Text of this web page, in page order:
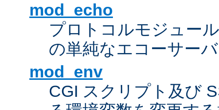
mod_echo
プロトコルモジュー
の単純なエコーサーバ
mod_env
CGI スクリプト及び